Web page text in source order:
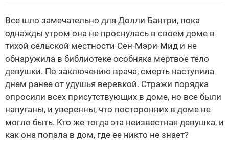
Все шло замечательно для Долли Бантри, пока
однажды утром она не проснулась в своем доме в
тихой сельской местности Сен-Мэри-Мид и не
обнаружила в библиотеке особняка мертвое тело
девушки. По заключению врача, смерть наступила
днем ранее от удушья веревкой. Стражи порядка
опросили всех присутствующих в доме, но все были
напуганы, и уверенны, что посторонних в доме не
могло быть. Кто же тогда эта неизвестная девушка, и
как она попала в дом, где ее никто не знает?